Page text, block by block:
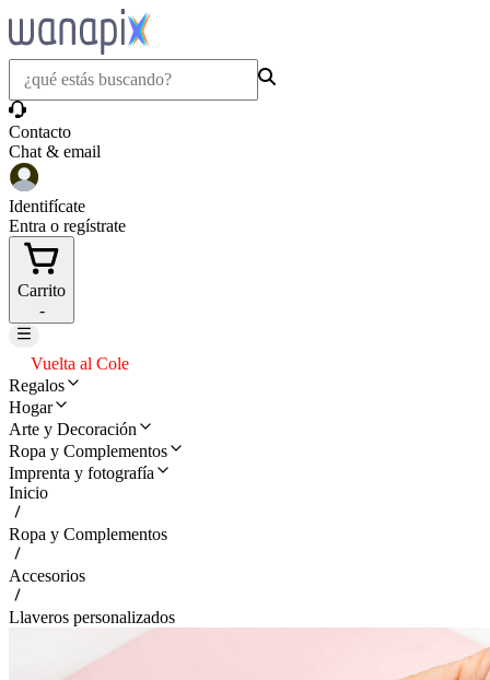
Contacto
Chat & email
Identifícate
Entra o regístrate
Carrito
-
Vuelta al Cole
Regalos
Hogar
Arte y Decoración
Ropa y Complementos
Imprenta y fotografía
Inicio
Ropa y Complementos
Accesorios
Llaveros personalizados